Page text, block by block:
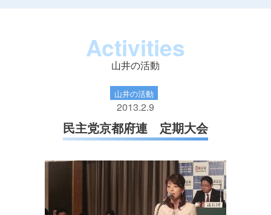
Activities
山井の活動
山井の活動
2013.2.9
民主党京都府連 定期大会